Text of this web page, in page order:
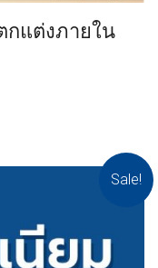
กแต่งภายใน
Sale!